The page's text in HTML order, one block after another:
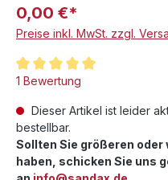
0,00 €*
Preise inkl. MwSt. zzgl.
Durchschnittliche
1 Bewertung
Dieser Artikel ist leider
bestellbar.
Sollten Sie größeren
haben, schicken Sie uns